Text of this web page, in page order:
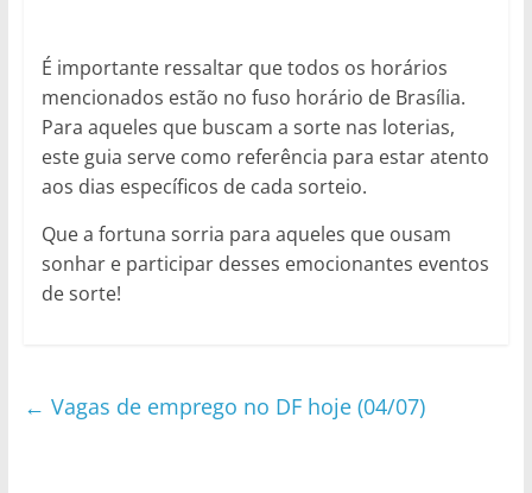
É importante ressaltar que todos os horários
mencionados estão no fuso horário de Brasília.
Para aqueles que buscam a sorte nas loterias,
este guia serve como referência para estar atento
aos dias específicos de cada sorteio.
Que a fortuna sorria para aqueles que ousam
sonhar e participar desses emocionantes eventos
de sorte!
← Vagas de emprego no DF hoje (04/07)